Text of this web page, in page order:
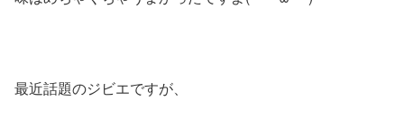
最近話題のジビエですが、